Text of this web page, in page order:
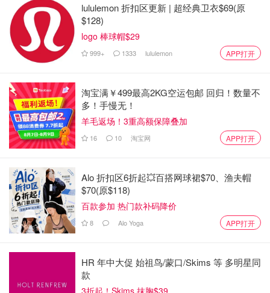
lululemon 折扣区更新 | 超经典卫衣$69(原
$128)
logo 棒球帽$29
999+ 1333 lululemon APP打开
淘宝满￥499最高2KG空运包邮 回归！数量不
多！手慢无！
羊毛返场！3重高额保障叠加
16 10 淘宝网 APP打开
Alo 折扣区6折起💥百搭网球裙$70、渔夫帽
$70(原$118)
百款参加 热门款补码降价
8 Alo Yoga APP打开
HR 年中大促 始祖鸟/蒙口/Skims 等 多明星同
款
3折起！Skims 抹胸$39